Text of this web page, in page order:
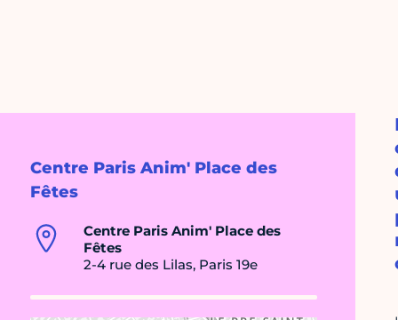
Centre Paris Anim' Place des
Fêtes
Centre Paris Anim' Place des
Fêtes
2-4 rue des Lilas, Paris 19e